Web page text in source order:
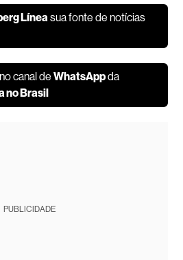
Líneasua fonte de notícias
canal deWhatsAppda
no Brasil
PUBLICIDADE